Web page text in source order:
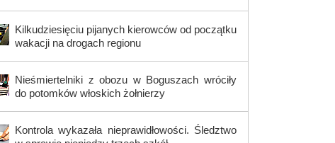
Kilkudziesięciu pijanych kierowców od początku
wakacji na drogach regionu
Nieśmiertelniki z obozu w Boguszach wróciły
do potomków włoskich żołnierzy
Kontrola wykazała nieprawidłowości. Śledztwo